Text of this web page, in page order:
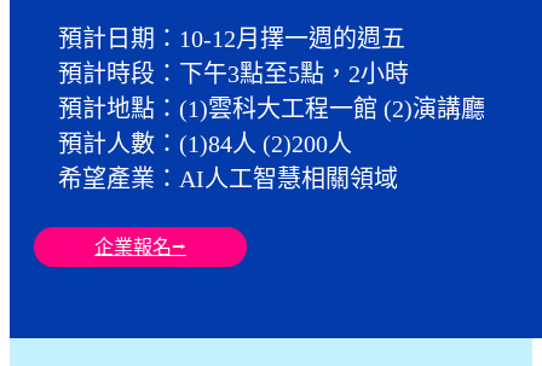
預計日期：10-12月擇一週的週五
預計時段：下午3點至5點，2小時
預計地點：(1)雲科大工程一館 (2)演講廳
預計人數：(1)84人 (2)200人
希望產業：AI人工智慧相關領域
企業報名⭢